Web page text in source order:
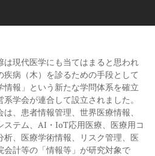
は現代医学にも当てはまると思われ
病（木）を診るための手段として
報」という新たな学問体系を確立
学会が連合して設立されました。
、患者情報管理、世界医療情報、
ステム、AI・IoT応用医療、医療用コ
析、医療学術情報、リスク管理、医
計等の「情報等」が研究対象で